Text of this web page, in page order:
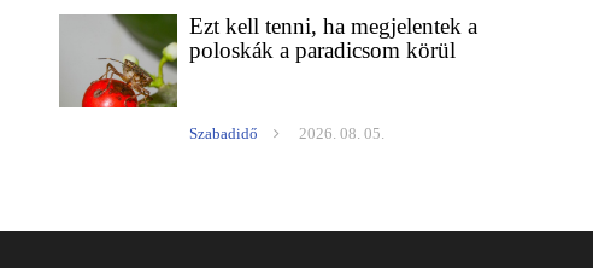
Ezt kell tenni, ha megjelentek a
poloskák a paradicsom körül
Szabadidő 2026. 08. 05.